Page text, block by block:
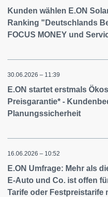
Kunden wählen E.ON
Ranking "Deutschlands
FOCUS MONEY und
30.06.2026 – 11:39
E.ON startet erstmals
Preisgarantie* -
Planungssicherheit
16.06.2026 – 10:52
E.ON Umfrage: Mehr als
E-Auto und Co. ist offen
Tarife oder Festpreistarife